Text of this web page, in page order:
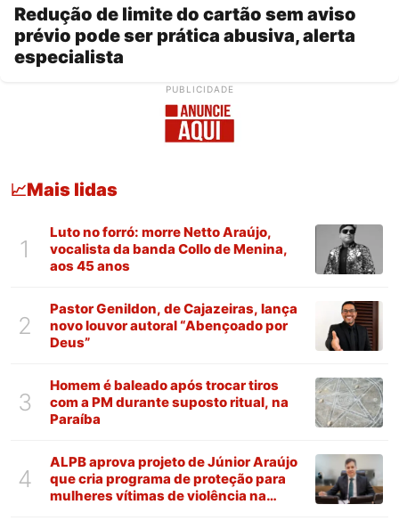
Redução de limite do cartão sem aviso
prévio pode ser prática abusiva, alerta
especialista
PUBLICIDADE
📈Mais lidas
1
Luto no forró: morre Netto Araújo,
vocalista da banda Collo de Menina,
aos 45 anos
2
Pastor Genildon, de Cajazeiras, lança
novo louvor autoral “Abençoado por
Deus”
3
Homem é baleado após trocar tiros
com a PM durante suposto ritual, na
Paraíba
4
ALPB aprova projeto de Júnior Araújo
que cria programa de proteção para
mulheres vítimas de violência na